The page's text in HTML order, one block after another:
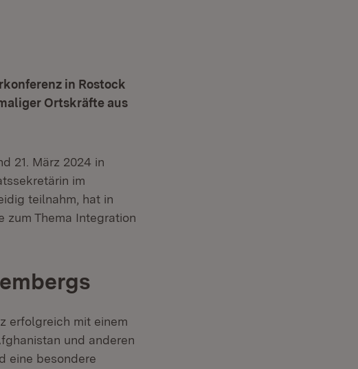
in Rostock
Ortskräfte aus
Fenster)
21. März 2024 in
im
teilnahm, hat in
zum Thema Integration
erfolgreich mit einem
und anderen
eine besondere